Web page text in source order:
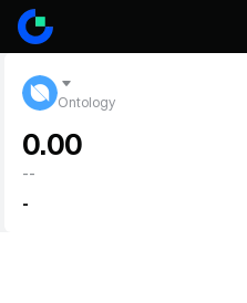
Ontology
0.00
--
-